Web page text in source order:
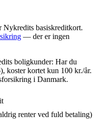
basiskreditkort.
— der er ingen
boligkunder: Har du
koster kortet kun 100 kr./år.
i Danmark.
renter ved fuld betaling)